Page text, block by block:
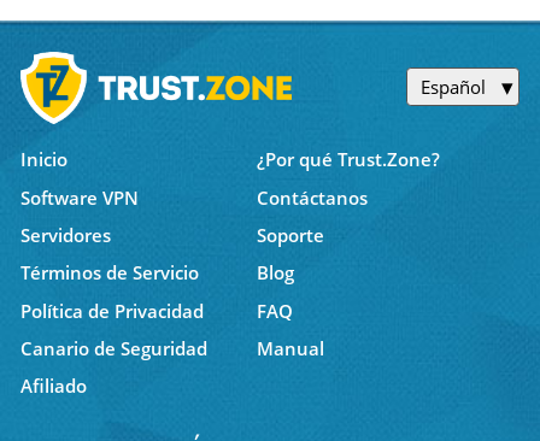
Español
Inicio
¿Por qué Trust.Zone?
Software VPN
Contáctanos
Servidores
Soporte
Términos de Servicio
Blog
Política de Privacidad
FAQ
Canario de Seguridad
Manual
Afiliado